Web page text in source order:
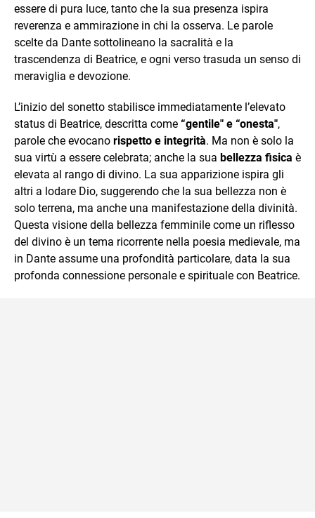
essere di pura luce, tanto che la sua presenza ispira
reverenza e ammirazione in chi la osserva. Le parole
scelte da Dante sottolineano la sacralità e la
trascendenza di Beatrice, e ogni verso trasuda un senso di
meraviglia e devozione.
L’inizio del sonetto stabilisce immediatamente l’elevato
status di Beatrice, descritta come “gentile" e “onesta",
parole che evocano rispetto e integrità. Ma non è solo la
sua virtù a essere celebrata; anche la sua bellezza fisica è
elevata al rango di divino. La sua apparizione ispira gli
altri a lodare Dio, suggerendo che la sua bellezza non è
solo terrena, ma anche una manifestazione della divinità.
Questa visione della bellezza femminile come un riflesso
del divino è un tema ricorrente nella poesia medievale, ma
in Dante assume una profondità particolare, data la sua
profonda connessione personale e spirituale con Beatrice.